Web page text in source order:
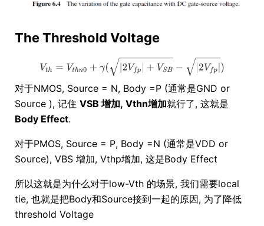
The Threshold Voltage
对于NMOS, Source = N, Body =P (通常是GND or
Source ), 记住 VSB 增加, Vthn增加就行了, 这就是
Body Effect.
对于PMOS, Source = P, Body =N (通常是VDD or
Source), VBS 增加, Vthp增加, 这是Body Effect
所以这就是为什么对于low-Vth 的场景, 我们需要local
tie, 也就是把Body和Source接到一起的原因, 为了降低
threshold Voltage